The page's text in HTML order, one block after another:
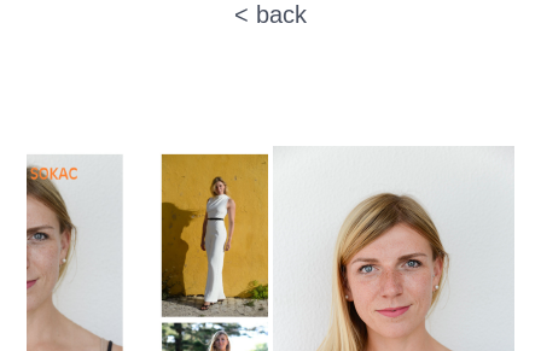
< back